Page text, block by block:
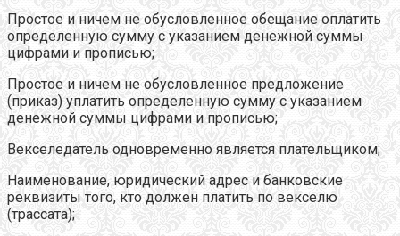
Простое и ничем не обусловленное обещание оплатить
определенную сумму с указанием денежной суммы
цифрами и прописью;
Простое и ничем не обусловленное предложение
(приказ) уплатить определенную сумму с указанием
денежной суммы цифрами и прописью;
Векселедатель одновременно является плательщиком;
Наименование, юридический адрес и банковские
реквизиты того, кто должен платить по векселю
(трассата);